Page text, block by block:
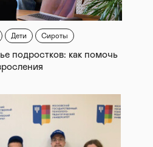
Дети Сироты
подростков: как помочь